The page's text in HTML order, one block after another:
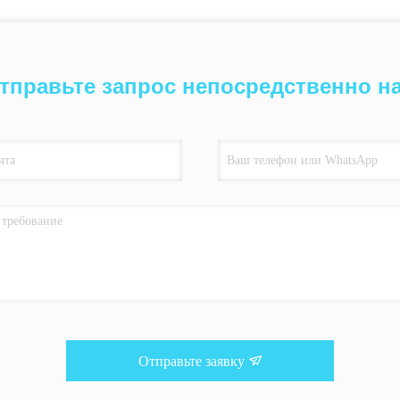
запрос непосредственно
Отправьте заявку